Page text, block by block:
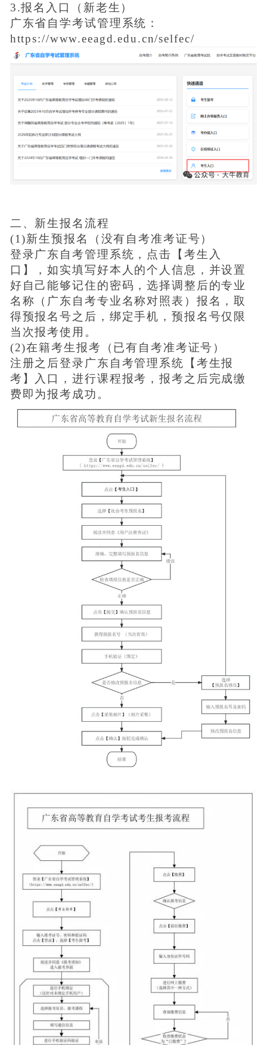
3.报名入口（新老生）
广东省自学考试管理系统：
https://www.eeagd.edu.cn/selfec/
二、新生报名流程
(1)新生预报名（没有自考准考证号）
登录广东自考管理系统，点击【考生入
口】，如实填写好本人的个人信息，并设置
好自己能够记住的密码，选择调整后的专业
名称（广东自考专业名称对照表）报名，取
得预报名号之后，绑定手机，预报名号仅限
当次报考使用。
(2)在籍考生报考（已有自考准考证号）
注册之后登录广东自考管理系统【考生报
考】入口，进行课程报考，报考之后完成缴
费即为报考成功。